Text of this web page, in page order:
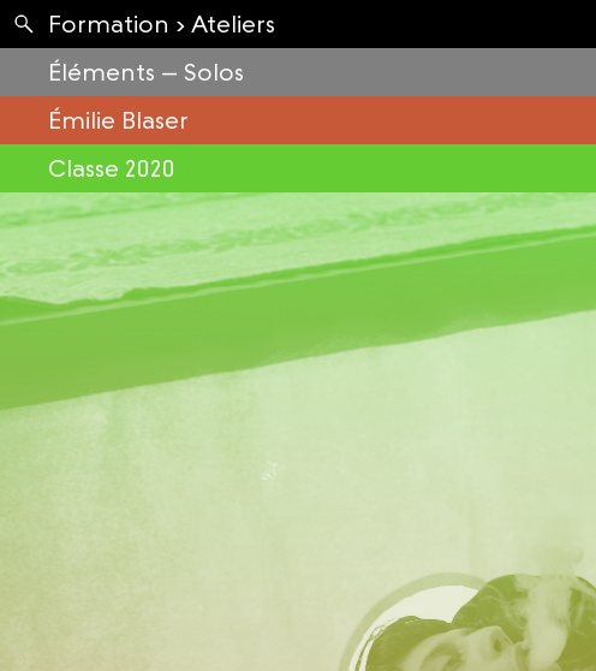
Formation › Ateliers
Éléments – Solos
Émilie Blaser
Classe 2020